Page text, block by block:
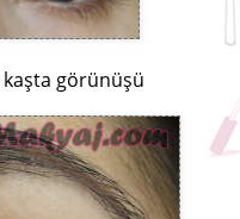
kaşta görünüşü